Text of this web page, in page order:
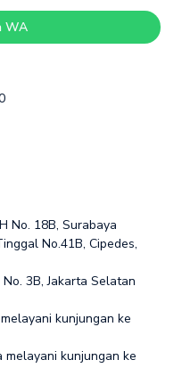
WA
No. 18B, Surabaya
No.41B, Cipedes,
3B, Jakarta Selatan
kunjungan ke
kunjungan ke